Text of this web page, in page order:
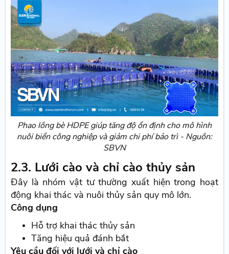
Phao lồng bè HDPE giúp tăng độ ổn định cho mô hình
nuôi biển công nghiệp và giảm chi phí bảo trì - Nguồn:
SBVN
2.3. Lưới cào và chỉ cào thủy sản
Đây là nhóm vật tư thường xuất hiện trong hoạt
động khai thác và nuôi thủy sản quy mô lớn.
Công dụng
Hỗ trợ khai thác thủy sản
Tăng hiệu quả đánh bắt
Yêu cầu đối với lưới và chỉ cào